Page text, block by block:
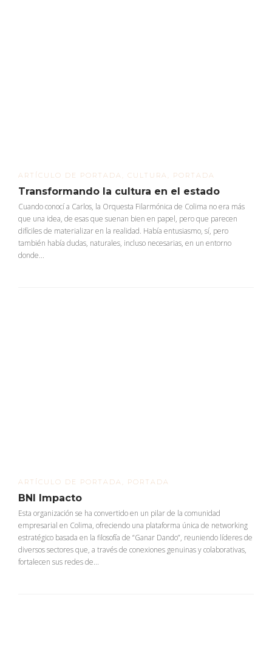
ARTÍCULO DE PORTADA CULTURA PORTADA
Transformando la cultura en el estado
Cuando conocí a Carlos, la Orquesta Filarmónica de Colima no era más
que una idea, de esas que suenan bien en papel, pero que parecen
difíciles de materializar en la realidad. Había entusiasmo, sí, pero
también había dudas, naturales, incluso necesarias, en un entorno
donde...
ARTÍCULO DE PORTADA PORTADA
BNI Impacto
Esta organización se ha convertido en un pilar de la comunidad
empresarial en Colima, ofreciendo una plataforma única de networking
estratégico basada en la filosofía de “Ganar Dando”, reuniendo líderes de
diversos sectores que, a través de conexiones genuinas y colaborativas,
fortalecen sus redes de...